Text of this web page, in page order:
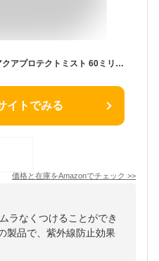
ビオレ Bioré UＶ アクアリッチ アクアプロテクトミスト 60ミリリットル
イトでみる
価格と在庫をAmazonでチェック >>
ラなくつけることができ
製品で、紫外線防止効果